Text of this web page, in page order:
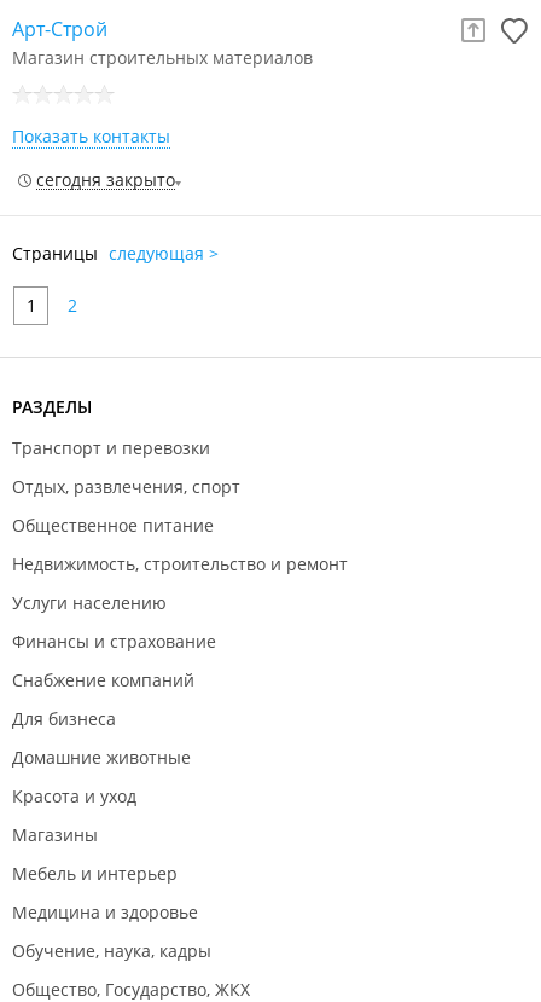
Арт-Строй
Магазин строительных материалов
Показать контакты
сегодня закрыто
Страницы следующая >
1 2
РАЗДЕЛЫ
Транспорт и перевозки
Отдых, развлечения, спорт
Общественное питание
Недвижимость, строительство и ремонт
Услуги населению
Финансы и страхование
Снабжение компаний
Для бизнеса
Домашние животные
Красота и уход
Магазины
Мебель и интерьер
Медицина и здоровье
Обучение, наука, кадры
Общество, Государство, ЖКХ